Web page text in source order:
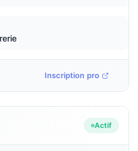
Inscription pro
Actif